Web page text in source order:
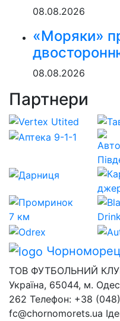
08.08.2026
«Моряки»
08.08.2026
Партнери
ТОВ ФУТБОЛЬНИЙ
Україна, 65044, м.
262 Телефон: +38
fc@chornomorets.ua